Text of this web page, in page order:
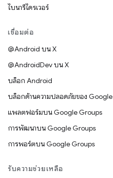
ไบนารีไดรเวอร์
เชื่อมต่อ
@Android บน X
@AndroidDev บน X
บล็อก Android
บล็อกด้านความปลอดภัยของ Google
แพลตฟอร์มบน Google Groups
การพัฒนาบน Google Groups
การพอร์ตบน Google Groups
รับความช่วยเหลือ